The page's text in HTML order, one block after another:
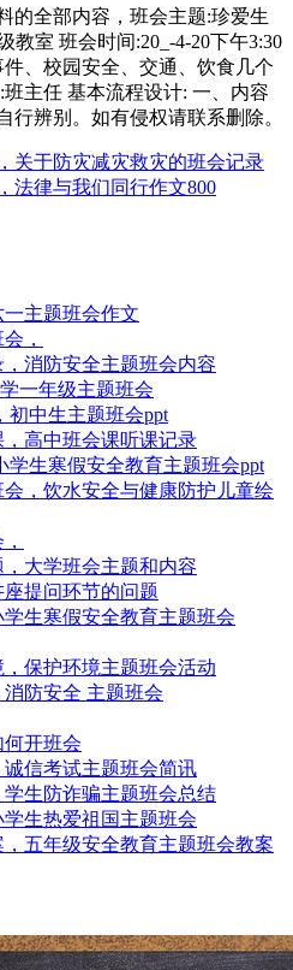
的全部内容，班会主题:珍爱生
教室 班会时间:20_-4-20下午3:30
、校园安全、交通、饮食几个
主任 基本流程设计: 一、内容
行辨别。如有侵权请联系删除。
关于防灾减灾救灾的班会记录
法律与我们同行作文800
主题班会作文
，
消防安全主题班会内容
一年级主题班会
初中生主题班会ppt
高中班会课听课记录
学生寒假安全教育主题班会ppt
，饮水安全与健康防护儿童绘
大学班会主题和内容
提问环节的问题
生寒假安全教育主题班会
保护环境主题班会活动
防安全 主题班会
开班会
信考试主题班会简讯
生防诈骗主题班会总结
生热爱祖国主题班会
五年级安全教育主题班会教案